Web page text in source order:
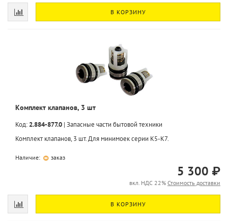
В КОРЗИНУ
Комплект клапанов, 3 шт
Код: 2.884-877.0 | Запасные части бытовой техники
Комплект клапанов, 3 шт. Для минимоек серии K5-K7.
Наличие: заказ
5 300 ₽
вкл. НДС 22% Стоимость доставки
В КОРЗИНУ